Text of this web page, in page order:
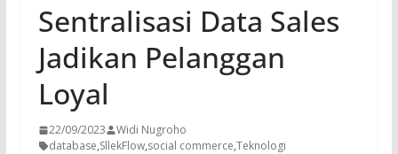
Sentralisasi Data Sales
Jadikan Pelanggan
Loyal
22/09/2023
Widi Nugroho
database,SllekFlow,social commerce,Teknologi